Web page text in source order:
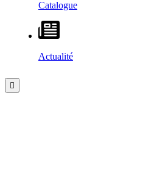
Catalogue
Actualité